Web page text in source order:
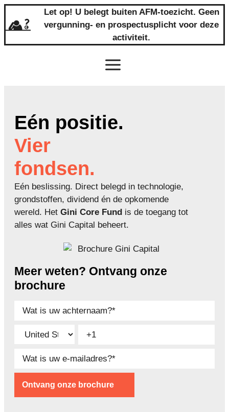
inhoud
Let op! U belegt buiten AFM-toezicht. Geen
vergunning- en prospectusplicht voor deze
activiteit.
Eén positie.
Vier
fondsen.
Eén beslissing. Direct belegd in technologie,
grondstoffen, dividend én de opkomende
wereld. Het Gini Core Fund is de toegang tot
alles wat Gini Capital beheert.
Meer weten? Ontvang onze
brochure